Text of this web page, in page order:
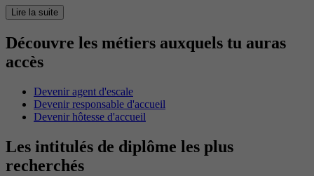
Lire la suite
Découvre les métiers auxquels tu auras
accès
Devenir agent d'escale
Devenir responsable d'accueil
Devenir hôtesse d'accueil
Les intitulés de diplôme les plus
recherchés